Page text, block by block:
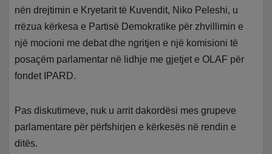
nën drejtimin e Kryetarit të Kuvendit, Niko Peleshi, u
rrëzua kërkesa e Partisë Demokratike për zhvillimin e
një mocioni me debat dhe ngritjen e një komisioni të
posaçëm parlamentar në lidhje me gjetjet e OLAF për
fondet IPARD.
Pas diskutimeve, nuk u arrit dakordësi mes grupeve
parlamentare për përfshirjen e kërkesës në rendin e
ditës.